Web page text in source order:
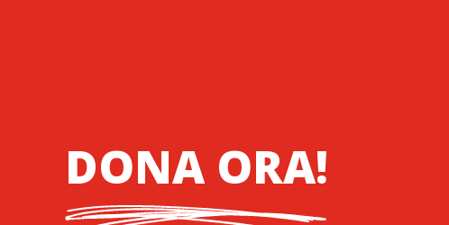
DONA ORA!